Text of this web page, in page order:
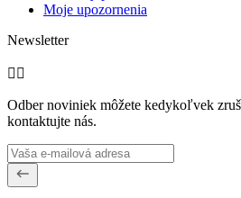
Moje upozornenia
Newsletter
 
Odber noviniek môžete kedykoľvek
kontaktujte nás.